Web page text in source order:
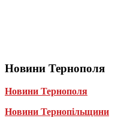
Новини Тернополя
Новини Тернополя
Новини Тернопільщини